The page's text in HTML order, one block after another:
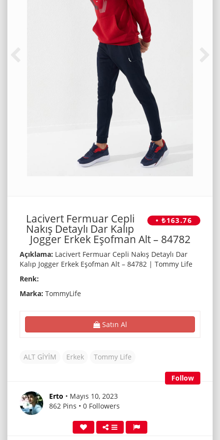
• ₺163.76
Lacivert Fermuar Cepli
Nakış Detaylı Dar Kalıp
Jogger Erkek Eşofman Alt – 84782
Açıklama: Lacivert Fermuar Cepli Nakış Detaylı Dar
Kalıp Jogger Erkek Eşofman Alt – 84782 | Tommy Life
Renk:
Marka: TommyLife
Satın Al
ALT GİYİM Erkek Tommy Life
Follow
Erto • Mayıs 10, 2023
862 Pins • 0 Followers